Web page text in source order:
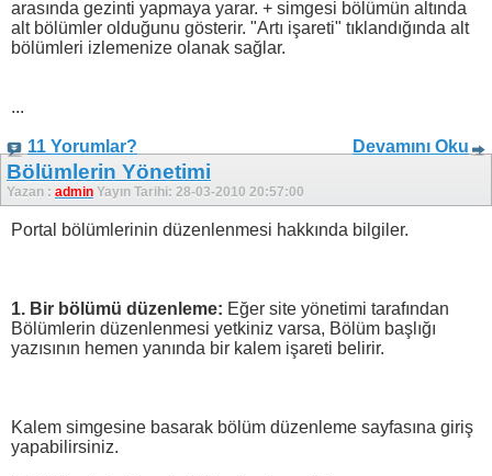
arasında gezinti yapmaya yarar. + simgesi bölümün altında
alt bölümler olduğunu gösterir. "Artı işareti" tıklandığında alt
bölümleri izlemenize olanak sağlar.
...
11 Yorumlar? Devamını Oku
Bölümlerin Yönetimi
Yazan : admin Yayın Tarihi: 28-03-2010 20:57:00
Portal bölümlerinin düzenlenmesi hakkında bilgiler.
1. Bir bölümü düzenleme: Eğer site yönetimi tarafından
Bölümlerin düzenlenmesi yetkiniz varsa, Bölüm başlığı
yazısının hemen yanında bir kalem işareti belirir.
Kalem simgesine basarak bölüm düzenleme sayfasına giriş
yapabilirsiniz.